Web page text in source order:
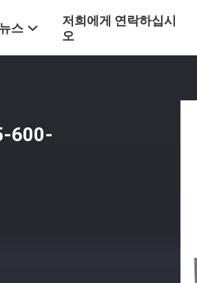
뉴스
저희에게 연락하십시
오
600-